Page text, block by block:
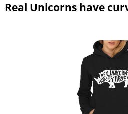
Real Unicorns have